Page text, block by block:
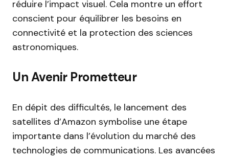
réduire l’impact visuel. Cela montre un effort
conscient pour équilibrer les besoins en
connectivité et la protection des sciences
astronomiques.
Un Avenir Prometteur
En dépit des difficultés, le lancement des
satellites d’Amazon symbolise une étape
importante dans l’évolution du marché des
technologies de communications. Les avancées